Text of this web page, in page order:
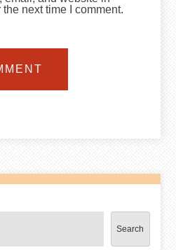
next time I comment.
Search